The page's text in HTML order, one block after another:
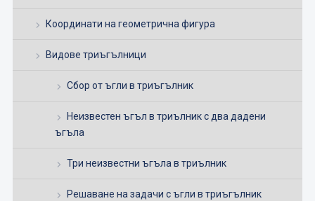
Координати на геометрична фигура
Видове триъгълници
Сбор от ъгли в триъгълник
Неизвестен ъгъл в триълник с два дадени
ъгъла
Три неизвестни ъгъла в триълник
Решаване на задачи с ъгли в триъгълник